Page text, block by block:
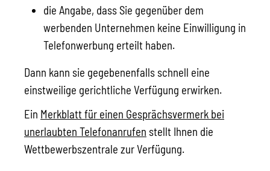
die Angabe, dass Sie gegenüber dem
werbenden Unternehmen keine Einwilligung in
Telefonwerbung erteilt haben.
Dann kann sie gegebenenfalls schnell eine
einstweilige gerichtliche Verfügung erwirken.
Ein Merkblatt für einen Gesprächsvermerk bei
unerlaubten Telefonanrufen stellt Ihnen die
Wettbewerbszentrale zur Verfügung.